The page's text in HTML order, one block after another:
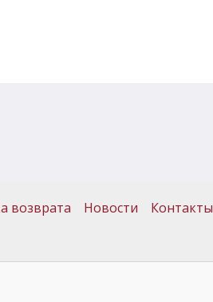
возврата Новости Контакты